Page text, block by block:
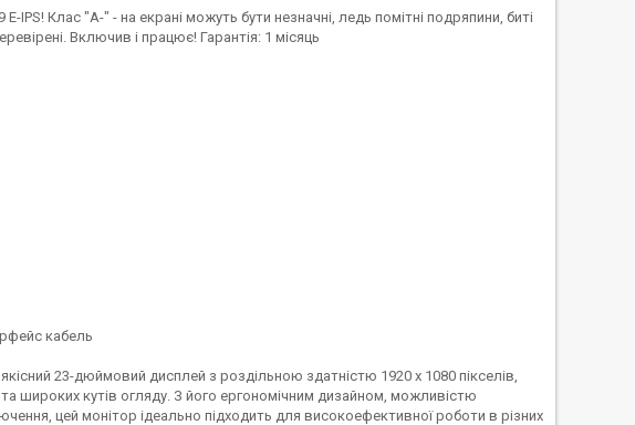
IPS! Клас "А-" - на екрані можуть бути незначні, ледь помітні подряпини, биті
Включив і працює! Гарантія: 1 місяць
кабель
23-дюймовий дисплей з роздільною здатністю 1920 x 1080 пікселів,
широких кутів огляду. З його ергономічним дизайном, можливістю
цей монітор ідеально підходить для високоефективної роботи в різних